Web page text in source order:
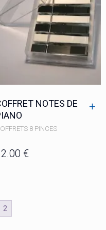
NOTES DE
8 PINCES
€
+
2